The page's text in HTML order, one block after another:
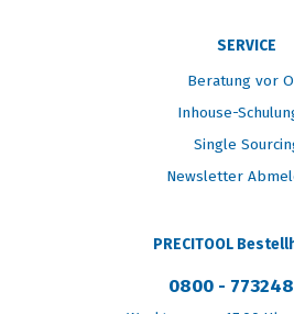
SERVICE
Beratung vor
Inhouse-
Single
Newsletter
PRECITOOL
0800 -